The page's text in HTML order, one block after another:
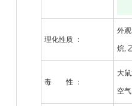
理化性质 ：
外
烷,
毒 性 ：
大
空